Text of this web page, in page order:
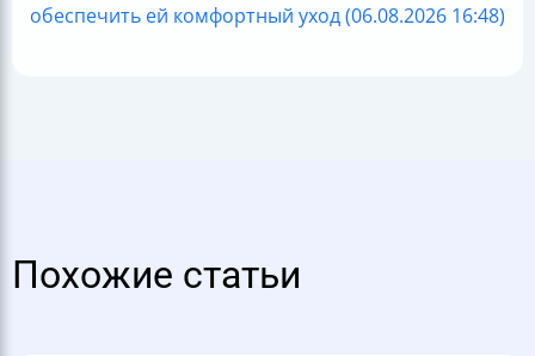
обеспечить ей комфортный уход (06.08.2026 16:48)
Похожие статьи